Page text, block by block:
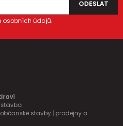
osobních údajů.
stavby | prodejny a